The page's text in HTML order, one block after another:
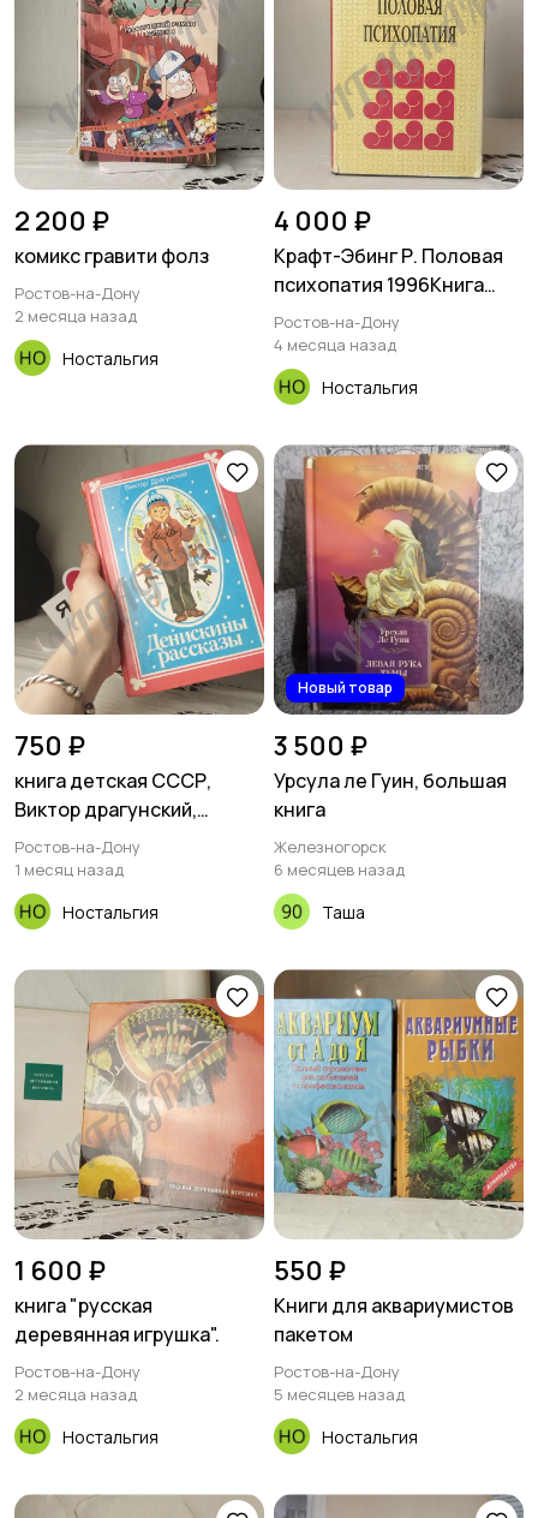
2 200 ₽
комикс гравити фолз
Ростов-на-Дону
2 месяца назад
Ностальгия
4 000 ₽
Крафт-Эбинг Р. Половая
психопатия 1996Книга
внутри в идеальном
состоянии.Потрёпана
суперобложка, есть
небольшой загиб твёрдой
Ростов-на-Дону
4 месяца назад
Ностальгия
750 ₽
книга детская СССР,
Виктор драгунский,
Денискины, рассказы.
Ростов-на-Дону
1 месяц назад
Ностальгия
Новый товар
3 500 ₽
Урсула ле Гуин, большая
книга
Железногорск
6 месяцев назад
Таша
1 600 ₽
книга "русская
деревянная игрушка".
Ростов-на-Дону
2 месяца назад
Ностальгия
550 ₽
Книги для аквариумистов
пакетом
Ростов-на-Дону
5 месяцев назад
Ностальгия